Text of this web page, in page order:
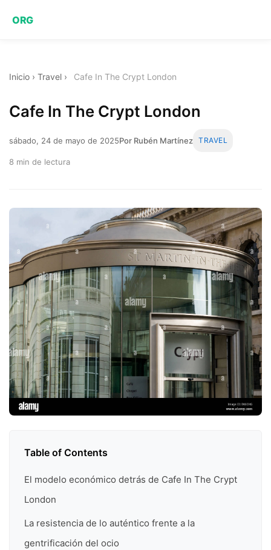
ORG
Inicio › Travel › Cafe In The Crypt London
Cafe In The Crypt London
sábado, 24 de mayo de 2025Por Rubén Martínez TRAVEL
8 min de lectura
Table of Contents
El modelo económico detrás de Cafe In The Crypt
London
La resistencia de lo auténtico frente a la
gentrificación del ocio